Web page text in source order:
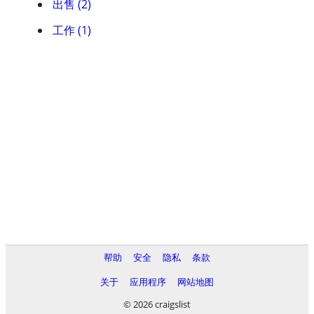
出售 (2)
工作 (1)
帮助 安全 隐私
条款
关于
应用程序
网站地图
© 2026 craigslist